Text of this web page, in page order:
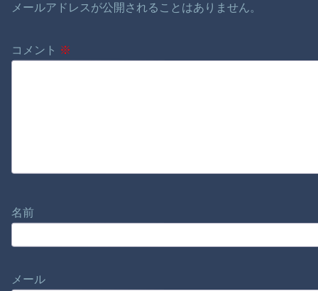
メールアドレスが公開されることはありません。
コメント ※
名前
メール